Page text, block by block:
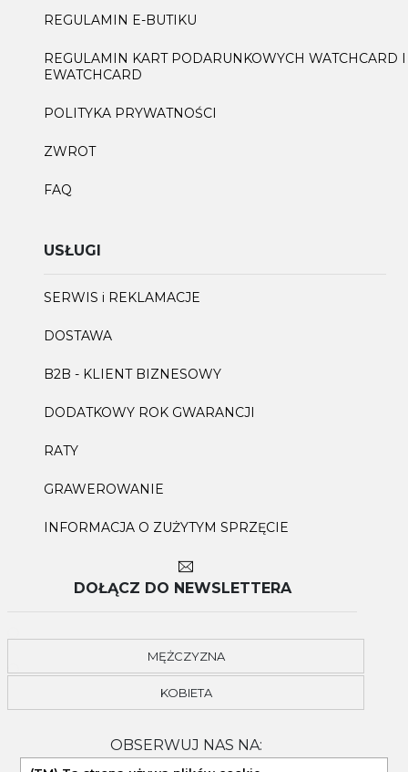
REGULAMIN E-BUTIKU
REGULAMIN KART PODARUNKOWYCH WATCHCARD I
EWATCHCARD
POLITYKA PRYWATNOŚCI
ZWROT
FAQ
USŁUGI
SERWIS i REKLAMACJE
DOSTAWA
B2B - KLIENT BIZNESOWY
DODATKOWY ROK GWARANCJI
RATY
GRAWEROWANIE
INFORMACJA O ZUŻYTYM SPRZĘCIE
DOŁĄCZ DO NEWSLETTERA
MĘŻCZYZNA
KOBIETA
OBSERWUJ NAS NA: